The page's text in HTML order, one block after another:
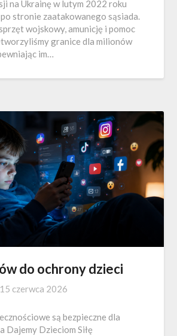
na Ukrainę w lutym 2022 roku
stronie zaatakowanego sąsiada.
wojskowy, amunicję i pomoc
granice dla milionów
im…
do ochrony dzieci
15 czerwca 2026
są bezpieczne dla
Dajemy Dzieciom Siłę